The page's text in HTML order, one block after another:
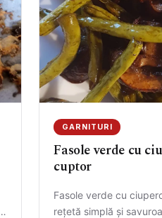
GARNITURI
Fasole verde cu
cuptor
Fasole verde cu
rețetă simplă și